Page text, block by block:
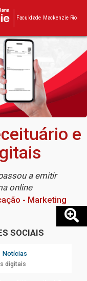
Faculdade Mackenzie Rio
e
a emitir
online
- Marketing
SOCIAIS
Notícias
digitais